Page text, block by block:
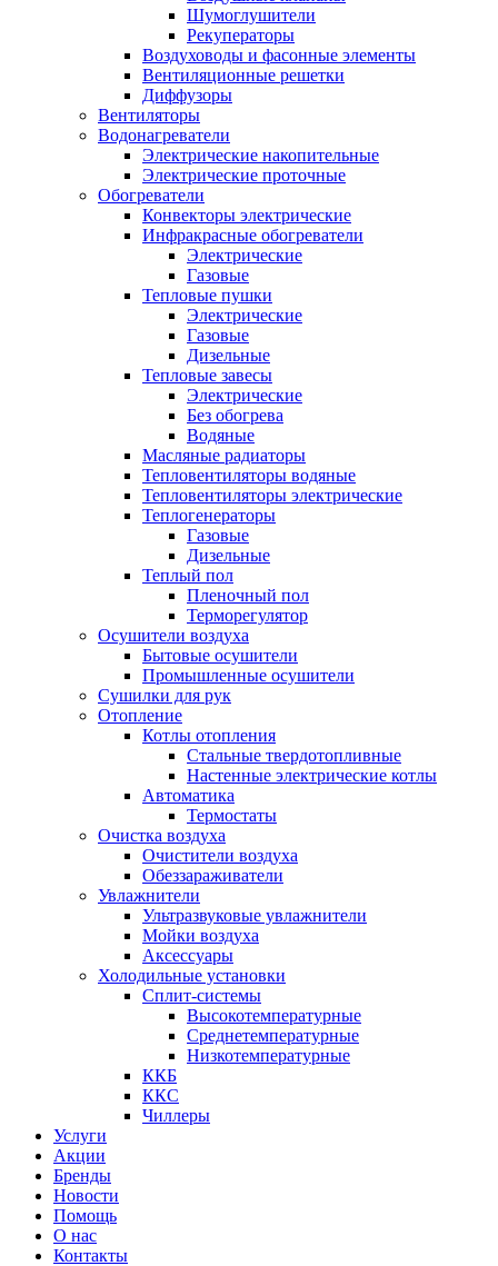
Шумоглушители
Рекуператоры
Воздуховоды и фасонные элементы
Вентиляционные решетки
Диффузоры
Вентиляторы
Водонагреватели
Электрические накопительные
Электрические проточные
Обогреватели
Конвекторы электрические
Инфракрасные обогреватели
Электрические
Газовые
Тепловые пушки
Электрические
Газовые
Дизельные
Тепловые завесы
Электрические
Без обогрева
Водяные
Масляные радиаторы
Тепловентиляторы водяные
Тепловентиляторы электрические
Теплогенераторы
Газовые
Дизельные
Теплый пол
Пленочный пол
Терморегулятор
Осушители воздуха
Бытовые осушители
Промышленные осушители
Сушилки для рук
Отопление
Котлы отопления
Стальные твердотопливные
Настенные электрические котлы
Автоматика
Термостаты
Очистка воздуха
Очистители воздуха
Обеззараживатели
Увлажнители
Ультразвуковые увлажнители
Мойки воздуха
Аксессуары
Холодильные установки
Сплит-системы
Высокотемпературные
Среднетемпературные
Низкотемпературные
ККБ
ККС
Чиллеры
Услуги
Акции
Бренды
Новости
Помощь
О нас
Контакты